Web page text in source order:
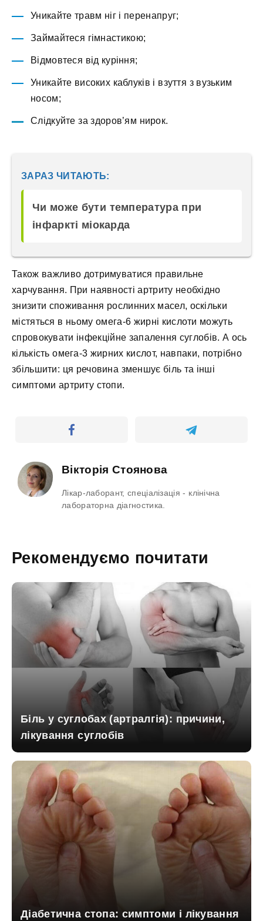
Уникайте травм ніг і перенапруг;
Займайтеся гімнастикою;
Відмовтеся від куріння;
Уникайте високих каблуків і взуття з вузьким
носом;
Слідкуйте за здоров’ям нирок.
ЗАРАЗ ЧИТАЮТЬ:
Чи може бути температура при
інфаркті міокарда
Також важливо дотримуватися правильне
харчування. При наявності артриту необхідно
знизити споживання рослинних масел, оскільки
містяться в ньому омега-6 жирні кислоти можуть
спровокувати інфекційне запалення суглобів. А ось
кількість омега-3 жирних кислот, навпаки, потрібно
збільшити: ця речовина зменшує біль та інші
симптоми артриту стопи.
Вікторія Стоянова
Лікар-лаборант, спеціалізація - клінічна
лабораторна діагностика.
Рекомендуємо почитати
Біль у суглобах (артралгія): причини,
лікування суглобів
Діабетична стопа: симптоми і лікування